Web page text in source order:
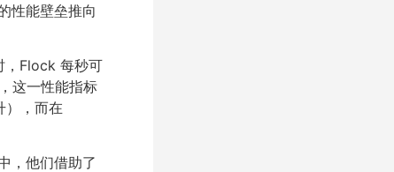
性能壁垒推向
，Flock 每秒可
这一性能指标
），而在
，他们借助了